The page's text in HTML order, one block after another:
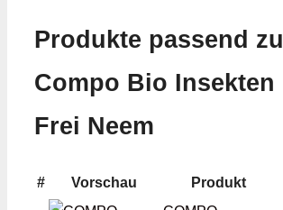
Produkte passend zu
Compo Bio Insekten
Frei Neem
# Vorschau Produkt